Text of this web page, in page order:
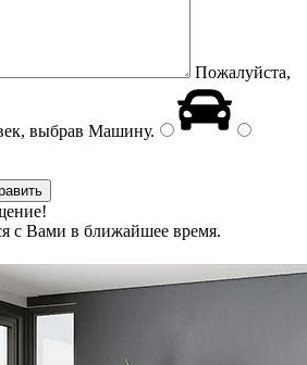
Пожалуйста,
выбрав Машину.
с Вами в ближайшее время.